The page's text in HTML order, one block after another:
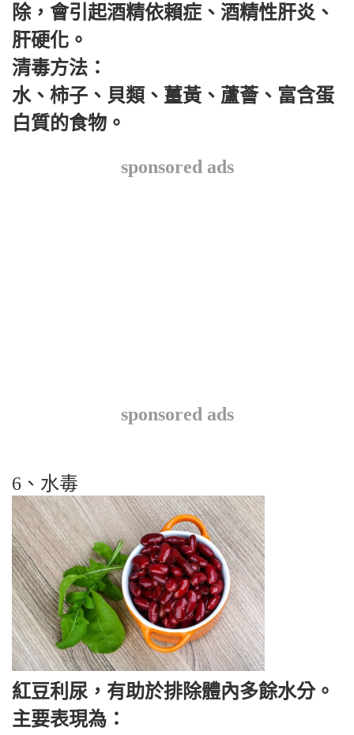
除，會引起酒精依賴症、酒精性肝炎、
肝硬化。
清毒方法：
水、柿子、貝類、薑黃、蘆薈、富含蛋
白質的食物。
sponsored ads
sponsored ads
6、水毒
紅豆利尿，有助於排除體內多餘水分。
主要表現為：